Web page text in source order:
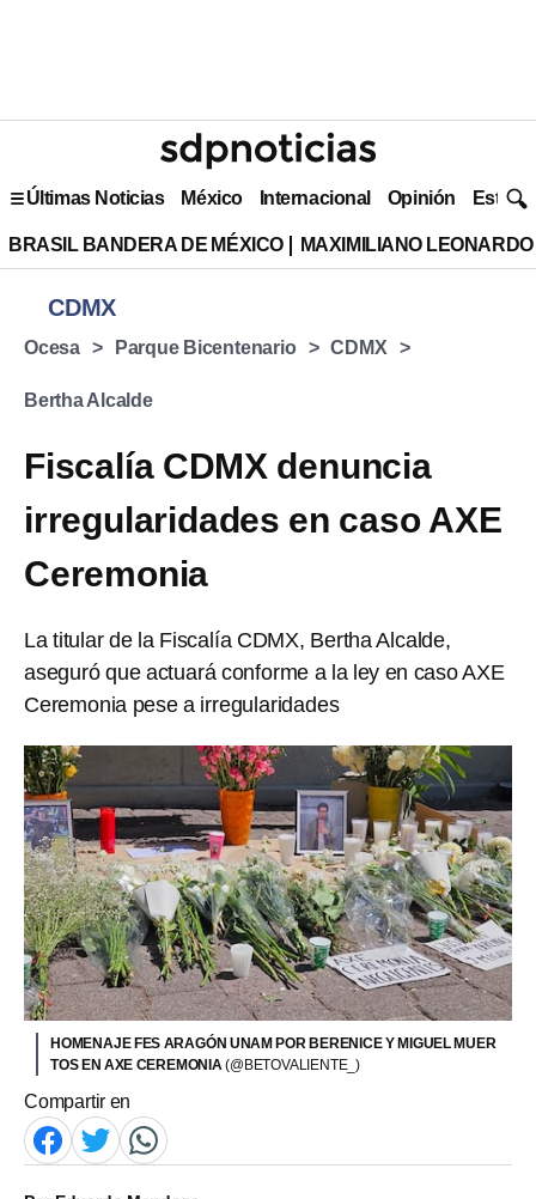
Últimas Noticias México Internacional Opinión Estilo
BRASIL BANDERA DE MÉXICO MAXIMILIANO
CDMX
Ocesa Parque Bicentenario CDMX
Bertha Alcalde
Fiscalía CDMX denuncia
irregularidades en caso AXE
Ceremonia
La titular de la Fiscalía CDMX, Bertha Alcalde,
aseguró que actuará conforme a la ley en caso AXE
Ceremonia pese a irregularidades
HOMENAJE FES ARAGÓN UNAM POR BERENICE Y MIGUEL MUER
TOS EN AXE CEREMONIA(@BETOVALIENTE_)
Compartir en